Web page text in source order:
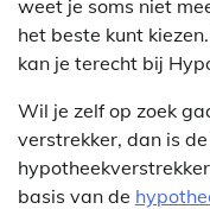
weet je soms niet
het beste kunt
kan je terecht bij
Wil je zelf op zoek
verstrekker, dan is
basis van de